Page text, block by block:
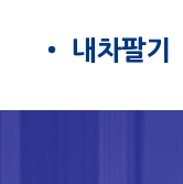
내차팔기